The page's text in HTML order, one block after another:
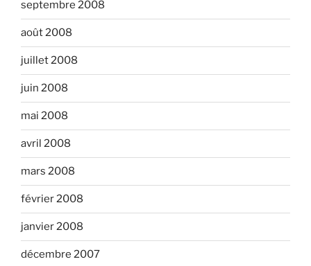
septembre 2008
août 2008
juillet 2008
juin 2008
mai 2008
avril 2008
mars 2008
février 2008
janvier 2008
décembre 2007